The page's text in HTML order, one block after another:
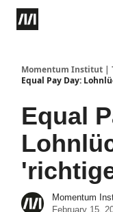
Momentum Institut |
Equal Pay Day:
Equal
Momentum
February 15,